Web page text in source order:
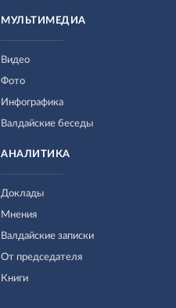
МУЛЬТИМЕДИА
Видео
Фото
Инфографика
Валдайские беседы
АНАЛИТИКА
Доклады
Мнения
Валдайские записки
От председателя
Книги